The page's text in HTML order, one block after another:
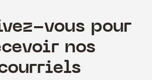
vous pour
nos